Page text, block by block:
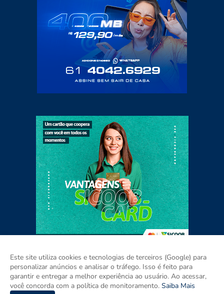
Home Sobre Contato Mídia Kit
Este site utiliza cookies e tecnologias de terceiros (Google) para
personalizar anúncios e analisar o tráfego. Isso é feito para
garantir e entregar a melhor experiência ao usuário. Ao acessar,
você concorda com a política de monitoramento. Saiba Mais